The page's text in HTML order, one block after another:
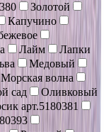
Золотой
Капучино
Лайм
Лапки
Медовый
Морская волна
сад
Оливковый
арт.5180381